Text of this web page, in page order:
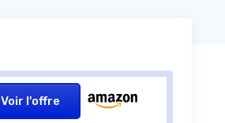
Voir l'offre